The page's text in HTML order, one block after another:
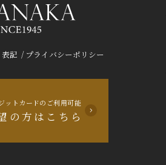
記 / プライバシーポリシー
ットカードのご利用可能
の方はこちら